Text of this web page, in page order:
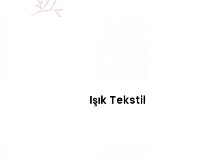
Işık Tekstil